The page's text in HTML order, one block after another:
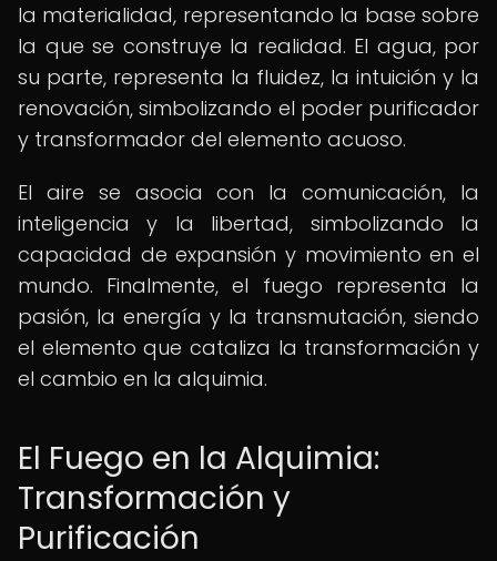
la materialidad, representando la base sobre
la que se construye la realidad. El agua, por
su parte, representa la fluidez, la intuición y la
renovación, simbolizando el poder purificador
y transformador del elemento acuoso.
El aire se asocia con la comunicación, la
inteligencia y la libertad, simbolizando la
capacidad de expansión y movimiento en el
mundo. Finalmente, el fuego representa la
pasión, la energía y la transmutación, siendo
el elemento que cataliza la transformación y
el cambio en la alquimia.
El Fuego en la Alquimia:
Transformación y
Purificación